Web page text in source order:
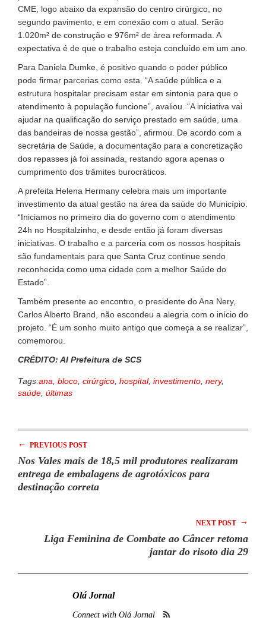
CME, logo abaixo da expansão do centro cirúrgico, no
segundo pavimento, e em conexão com o atual. Serão
1.020m² de construção e 976m² de área reformada. A
expectativa é de que o trabalho esteja concluído em um ano.
Para Daniela Dumke, é positivo quando o poder público
pode firmar parcerias como esta. “A saúde pública e a
estrutura hospitalar precisam estar em sintonia para que o
atendimento à população funcione”, avaliou. “A iniciativa vai
ajudar na qualificação do serviço prestado em saúde, uma
das bandeiras de nossa gestão”, afirmou. De acordo com a
secretária de Saúde, a documentação para a concretização
dos repasses já foi assinada, restando agora apenas o
cumprimento dos trâmites burocráticos.
A prefeita Helena Hermany celebra mais um importante
investimento da atual gestão na área da saúde do Município.
“Iniciamos no primeiro dia do governo com o atendimento
24h no Hospitalzinho, e desde então já foram diversas
iniciativas. O trabalho e a parceria com os nossos hospitais
são fundamentais para que Santa Cruz continue sendo
reconhecida como uma cidade com a melhor Saúde do
Estado”.
Também presente ao encontro, o presidente do Ana Nery,
Carlos Alberto Brand, não escondeu a alegria com o início do
projeto. “É um sonho muito antigo que começa a se realizar”,
comemorou.
CRÉDITO: AI Prefeitura de SCS
Tags:ana bloco cirúrgico hospital, investimento nery,
saúde últimas
← PREVIOUS POST
Nos Vales mais de 18,5 mil produtores realizaram
entrega de embalagens de agrotóxicos para
destinação correta
NEXT POST →
Liga Feminina de Combate ao Câncer retoma
jantar do risoto dia 29
Olá Jornal
Connect with Olá Jornal